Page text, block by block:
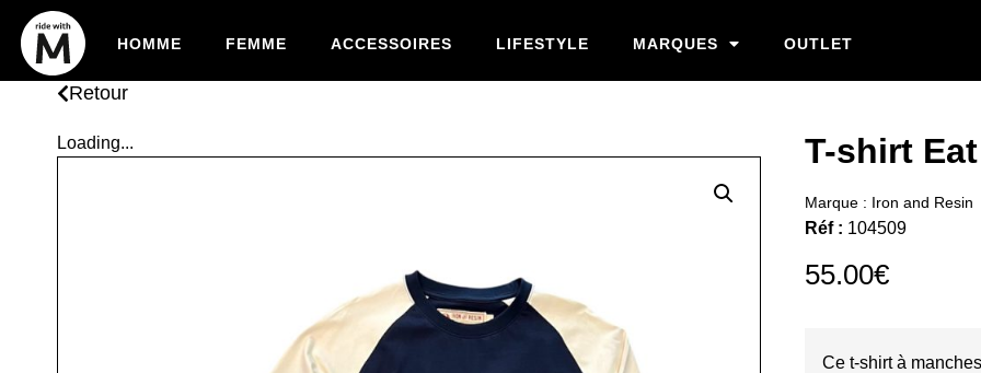
HOMME FEMME ACCESSOIRES LIFESTYLE MARQUES OUTLET
Retour
Loading... T-shirt
Marque : Iron and Resin
Réf : 104509
55.00€
Ce t-shirt à